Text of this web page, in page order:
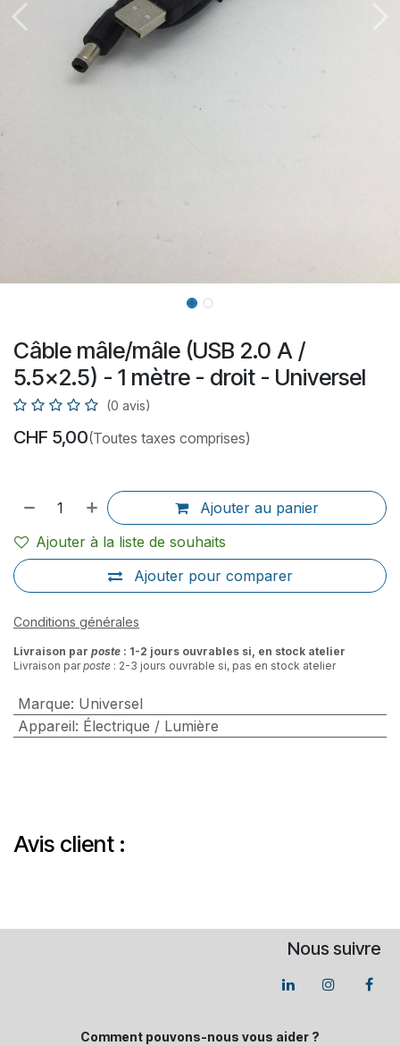
Câble mâle/mâle (USB 2.0 A /
5.5x2.5) - 1 mètre - droit - Universel
(0 avis)
CHF 5,00(Toutes taxes comprises)
Ajouter au panier
Ajouter pour comparer
Ajouter à la liste de souhaits
Conditions générales
Livraison par poste : 1-2 jours ouvrables si, en stock atelier
Livraison parposte : 2-3 jours ouvrable si, pas en stock atelier
Marque: Universel
Appareil: Électrique / Lumière
Avis client :
Nous suivre
Comment pouvons-​nous vous aider ?